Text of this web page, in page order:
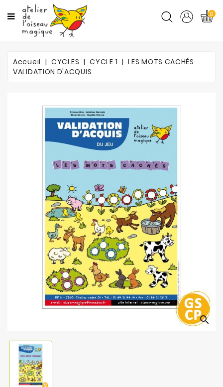
CATÉGORIES
MATIÈRES
PROMOTIONS
0
Accueil CYCLES CYCLE 1
LES MOTS CACHÉS
VALIDATION D'ACQUIS
search